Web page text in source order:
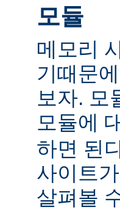
모듈
메모리
기때문
보자. 모
모듈에
하면 된
사이트
살펴볼